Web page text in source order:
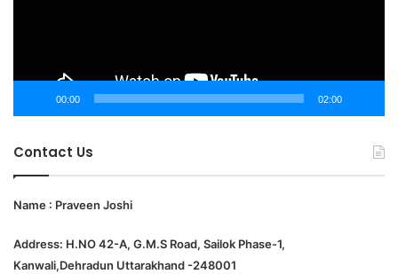
00:00 02:00
Contact Us
Name : Praveen Joshi
Address: H.NO 42-A, G.M.S Road, Sailok Phase-1,
Kanwali,Dehradun Uttarakhand -248001